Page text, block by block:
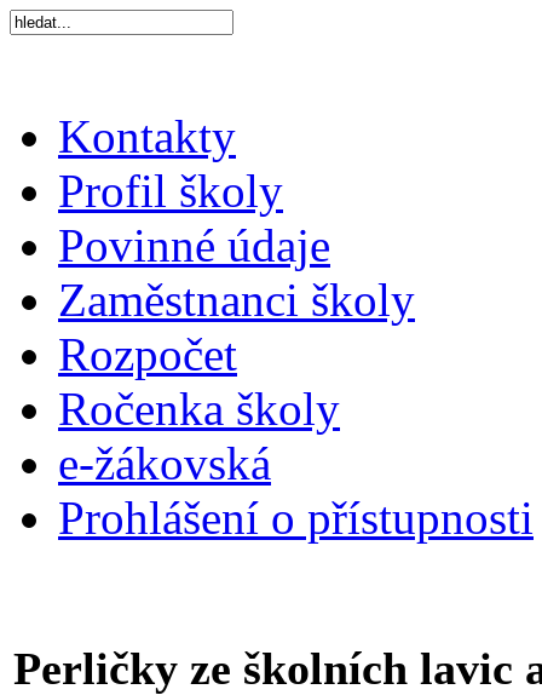
Kontakty
Profil školy
Povinné údaje
Zaměstnanci školy
Rozpočet
Ročenka školy
e-žákovská
Prohlášení o přístupnosti
Perličky ze školních lavic